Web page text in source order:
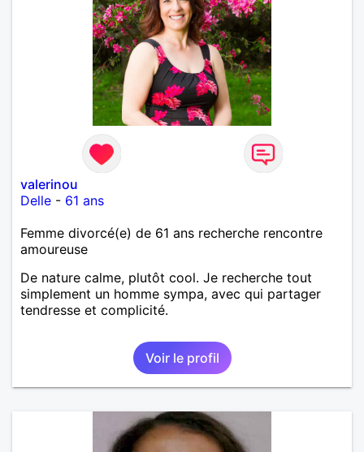
valerinou
Delle - 61 ans
Femme divorcé(e) de 61 ans recherche rencontre
amoureuse
De nature calme, plutôt cool. Je recherche tout
simplement un homme sympa, avec qui partager
tendresse et complicité.
Voir le profil